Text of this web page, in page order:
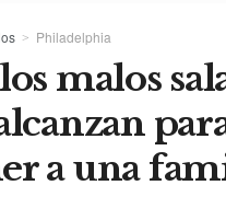
Philadelphia
malos
a una